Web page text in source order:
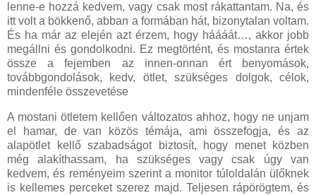
lenne-e hozzá kedvem, vagy csak most rákattantam. Na, és
itt volt a bökkenő, abban a formában hát, bizonytalan voltam.
És ha már az elején azt érzem, hogy háááát…, akkor jobb
megállni és gondolkodni. Ez megtörtént, és mostanra értek
össze a fejemben az innen-onnan ért benyomások,
továbbgondolások, kedv, ötlet, szükséges dolgok, célok,
mindenféle összevetése
A mostani ötletem kellően változatos ahhoz, hogy ne unjam
el hamar, de van közös témája, ami összefogja, és az
alapötlet kellő szabadságot biztosít, hogy menet közben
még alakíthassam, ha szükséges vagy csak úgy van
kedvem, és reményeim szerint a monitor túloldalán ülőknek
is kellemes perceket szerez majd. Teljesen rápörögtem, és